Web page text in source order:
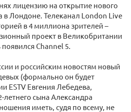
лицензию на открытие нового
в Лондоне. Телеканал London Live
в 4 миллиона зрителей –
проект в Великобритании
появился Channel 5.
и российским новостям новый
(формально он будет
ESTV Евгения Лебедева,
сына Александра
иметь, судя по всему, не